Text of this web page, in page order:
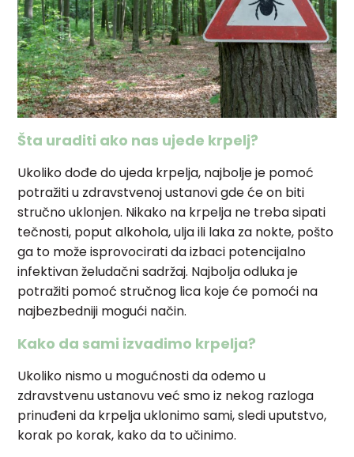
Šta uraditi ako nas ujede krpelj?
Ukoliko dođe do ujeda krpelja, najbolje je pomoć
potražiti u zdravstvenoj ustanovi gde će on biti
stručno uklonjen. Nikako na krpelja ne treba sipati
tečnosti, poput alkohola, ulja ili laka za nokte, pošto
ga to može isprovocirati da izbaci potencijalno
infektivan želudačni sadržaj. Najbolja odluka je
potražiti pomoć stručnog lica koje će pomoći na
najbezbedniji mogući način.
Kako da sami izvadimo krpelja?
Ukoliko nismo u mogućnosti da odemo u
zdravstvenu ustanovu već smo iz nekog razloga
prinuđeni da krpelja uklonimo sami, sledi uputstvo,
korak po korak, kako da to učinimo.